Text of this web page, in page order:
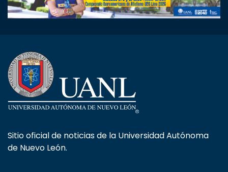
Sitio oficial de noticias de la Universidad Autónoma
de Nuevo León.